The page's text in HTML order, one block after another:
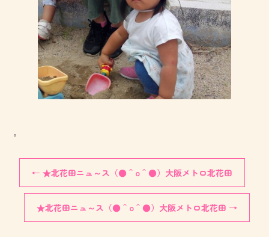
。
← ★北花田ニュ～ス（●＾o＾●）大阪メトロ北花田
★北花田ニュ～ス（●＾o＾●）大阪メトロ北花田 →